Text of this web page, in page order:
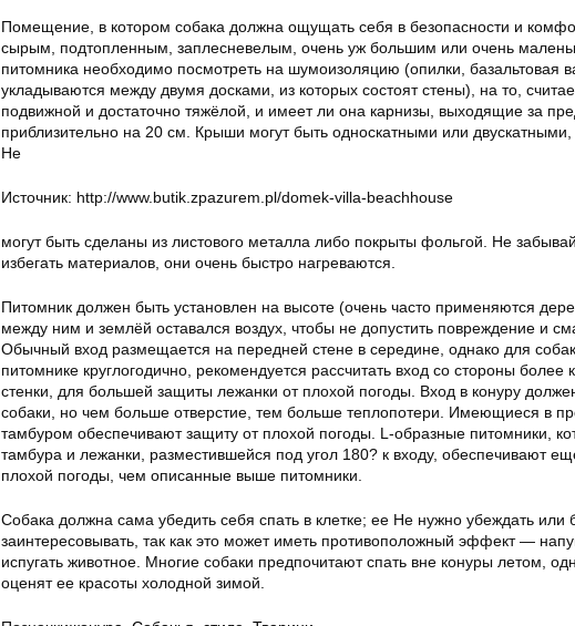
Помещение, в котором собака должна ощущать себя в безопасности и
сырым, подтопленным, заплесневелым, очень уж большим или очень
питомника необходимо посмотреть на шумоизоляцию (опилки, базальтовая
укладываются между двумя досками, из которых состоят стены), на то,
подвижной и достаточно тяжёлой, и имеет ли она карнизы, выходящие за
приблизительно на 20 см. Крыши могут быть односкатными или
Не
Источник: http://www.butik.zpazurem.pl/domek-villa-beachhouse
могут быть сделаны из листового металла либо покрыты фольгой. Не
избегать материалов, они очень быстро нагреваются.
Питомник должен быть установлен на высоте (очень часто применяются
между ним и землёй оставался воздух, чтобы не допустить повреждение и
Обычный вход размещается на передней стене в середине, однако для
питомнике круглогодично, рекомендуется рассчитать вход со стороны более
стенки, для большей защиты лежанки от плохой погоды. Вход в конуру
собаки, но чем больше отверстие, тем больше теплопотери. Имеющиеся в
тамбуром обеспечивают защиту от плохой погоды. L-образные питомники,
тамбура и лежанки, разместившейся под угол 180? к входу, обеспечивают
плохой погоды, чем описанные выше питомники.
Собака должна сама убедить себя спать в клетке; ее Не нужно убеждать или
заинтересовывать, так как это может иметь противоположный эффект —
испугать животное. Многие собаки предпочитают спать вне конуры летом,
оценят ее красоты холодной зимой.